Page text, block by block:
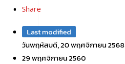
Share
Last modified
วันพฤหัสบดี, 20 พฤศจิกายน 2568
29 พฤศจิกายน 2560